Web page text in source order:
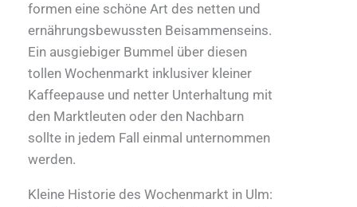
formen eine schöne Art des netten und
ernährungsbewussten Beisammenseins.
Ein ausgiebiger Bummel über diesen
tollen Wochenmarkt inklusiver kleiner
Kaffeepause und netter Unterhaltung mit
den Marktleuten oder den Nachbarn
sollte in jedem Fall einmal unternommen
werden.
Kleine Historie des Wochenmarkt in Ulm: